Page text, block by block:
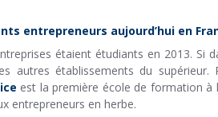
entrepreneurs aujourd’hui en
étaient étudiants en 2013.
autres établissements du
est la première école de formation à
entrepreneurs en herbe.